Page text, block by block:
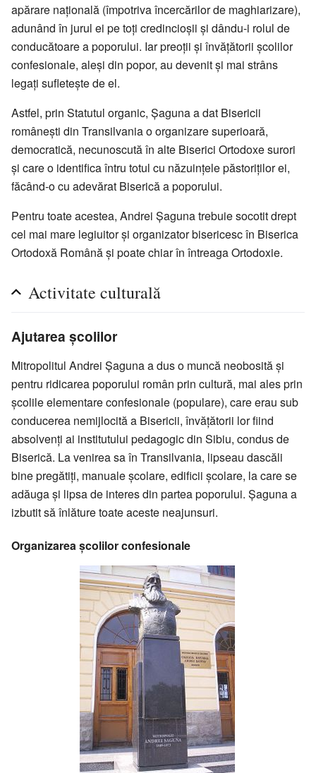
apărare națională (împotriva încercărilor de maghiarizare),
adunând în jurul ei pe toți credincioșii și dându-i rolul de
conducătoare a poporului. Iar preoții și învățătorii școlilor
confesionale, aleși din popor, au devenit și mai strâns
legați sufletește de el.
Astfel, prin Statutul organic, Șaguna a dat Bisericii
românești din Transilvania o organizare superioară,
democratică, necunoscută în alte Biserici Ortodoxe surori
și care o identifica întru totul cu năzuințele păstoriților ei,
făcând-o cu adevărat Biserică a poporului.
Pentru toate acestea, Andrei Șaguna trebuie socotit drept
cel mai mare legiuitor și organizator bisericesc în Biserica
Ortodoxă Română și poate chiar în întreaga Ortodoxie.
Activitate culturală
Ajutarea școlilor
Mitropolitul Andrei Șaguna a dus o muncă neobosită și
pentru ridicarea poporului român prin cultură, mai ales prin
școlile elementare confesionale (populare), care erau sub
conducerea nemijlocită a Bisericii, învățătorii lor fiind
absolvenți ai institutului pedagogic din Sibiu, condus de
Biserică. La venirea sa în Transilvania, lipseau dascăli
bine pregătiți, manuale școlare, edificii școlare, la care se
adăuga și lipsa de interes din partea poporului. Șaguna a
izbutit să înlăture toate aceste neajunsuri.
Organizarea școlilor confesionale